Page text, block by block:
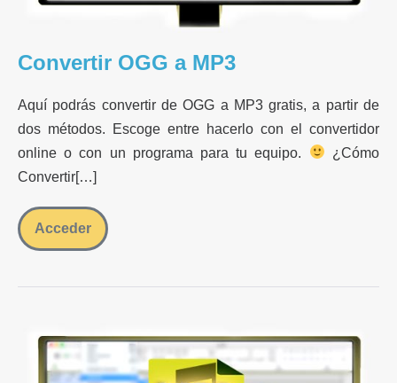
Convertir OGG a MP3
Aquí podrás convertir de OGG a MP3 gratis, a partir de
dos métodos. Escoge entre hacerlo con el convertidor
online o con un programa para tu equipo.
¿Cómo
Convertir[…]
Acceder
Convertir
OGG
Convertir